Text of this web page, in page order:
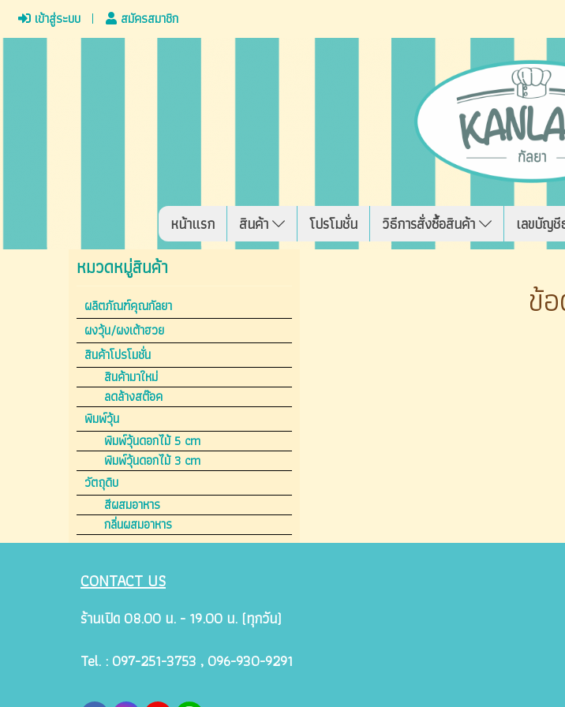
เข้าสู่ระบบ สมัครสมาชิก
หน้าแรก สินค้า โปรโมชั่น วิธีการสั่งซื้อสินค้า เลขบัญชี
ข้
หมวดหมู่สินค้า
ผลิตภัณฑ์คุณกัลยา
ผงวุ้น/ผงเต้าฮวย
สินค้าโปรโมชั่น
สินค้ามาใหม่
ลดล้างสต๊อค
พิมพ์วุ้น
พิมพ์วุ้นดอกไม้ 5 cm
พิมพ์วุ้นดอกไม้ 3 cm
วัตถุดิบ
สีผสมอาหาร
กลิ่นผสมอาหาร
CONTACT US
ร้านเปิด 08.00 น. - 19.00 น. (ทุกวัน)
Tel. : 097-251-3753 , 096-930-9291